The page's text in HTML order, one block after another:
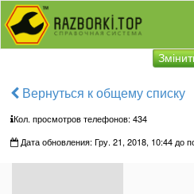
Вернуться к общему списку
Кол. просмотров телефонов: 434
Дата обновления: Гру. 21, 2018, 10:44 до